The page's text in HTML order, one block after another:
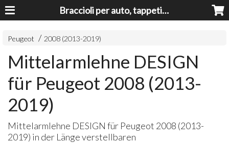
Braccioli per auto, tappeti auto, accessori auto MADE IN ITALY - Armrests, Mittelarmlehnen, Accoundoirs
Peugeot 2008 (2013-2019)
Mittelarmlehne DESIGN
für Peugeot 2008 (2013-
2019)
Mittelarmlehne DESIGN für Peugeot 2008 (2013-
2019) in der Länge verstellbaren